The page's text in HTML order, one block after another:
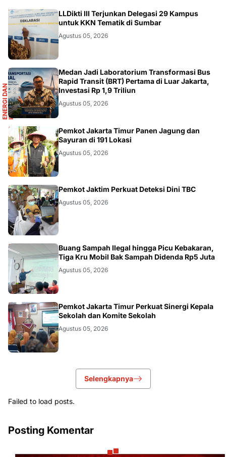
DIKBUDRISTEK
LLDikti III Terjunkan Delegasi 29 Kampus
untuk KKN Tematik di Sumbar
Agustus 05, 2026
E
N
E
R
G
I
D
A
N
I
N
F
R
A
S
T
R
U
K
T
UR
Medan Jadi Laboratorium Transformasi Bus
Rapid Transit (BRT) Pertama di Luar Jakarta,
Investasi Rp 1,9 Triliun
Agustus 05, 2026
AKURATNEWS
Pemkot Jakarta Timur Panen Jagung dan
Sayuran di 191 Lokasi
Agustus 05, 2026
AKURATNEWS Pemkot Jaktim Perkuat Deteksi Dini TBC
Agustus 05, 2026
AKURATNEWS
Buang Sampah Ilegal hingga Picu Kebakaran,
Tiga Kru Mobil Bak Sampah Didenda Rp5 Juta
Agustus 05, 2026
AKURATNEWS
Pemkot Jakarta Timur Perkuat Sinergi Kepala
Sekolah dan Komite Sekolah
Agustus 05, 2026
Selengkapnya
Failed to load posts.
Posting Komentar